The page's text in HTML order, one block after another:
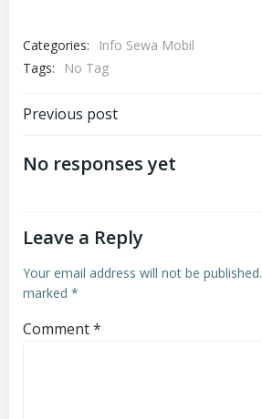
Categories:
Info Sewa Mobil
Tags:
No Tag
Post
navigation
Previous post
No responses yet
Leave a Reply
Your email address will not be published.
marked *
Comment*